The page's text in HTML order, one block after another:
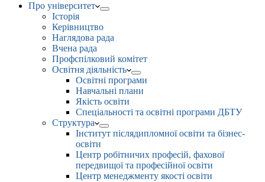
Про університет
Історія
Керівництво
Наглядова рада
Вчена рада
Профспілковий комітет
Освітня діяльність
Освітні програми
Навчальні плани
Якість освіти
Спеціальності та освітні програми ДБТУ
Структура
Інститут післядипломної освіти та бізнес-
освіти
Центр робітничих професій, фахової
передвищої та професійної освіти
Центр менеджменту якості освіти